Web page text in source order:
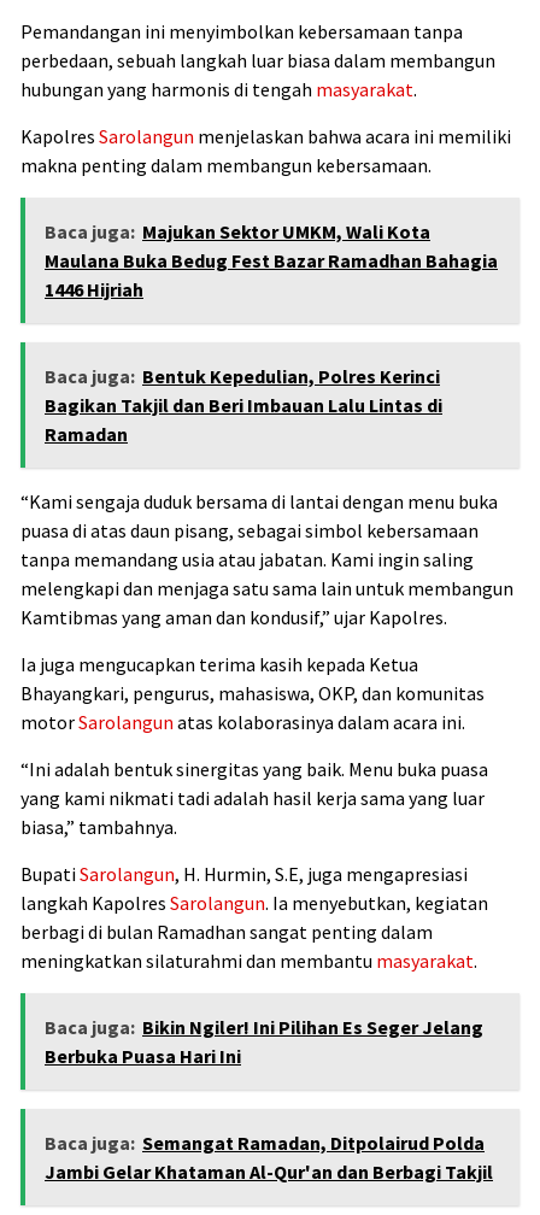
Pemandangan ini menyimbolkan kebersamaan tanpa
perbedaan, sebuah langkah luar biasa dalam membangun
hubungan yang harmonis di tengah masyarakat.
Kapolres Sarolangun menjelaskan bahwa acara ini memiliki
makna penting dalam membangun kebersamaan.
Baca juga: Majukan Sektor UMKM, Wali Kota
Maulana Buka Bedug Fest Bazar Ramadhan Bahagia
1446 Hijriah
Baca juga: Bentuk Kepedulian, Polres Kerinci
Bagikan Takjil dan Beri Imbauan Lalu Lintas di
Ramadan
“Kami sengaja duduk bersama di lantai dengan menu buka
puasa di atas daun pisang, sebagai simbol kebersamaan
tanpa memandang usia atau jabatan. Kami ingin saling
melengkapi dan menjaga satu sama lain untuk membangun
Kamtibmas yang aman dan kondusif,” ujar Kapolres.
Ia juga mengucapkan terima kasih kepada Ketua
Bhayangkari, pengurus, mahasiswa, OKP, dan komunitas
motorSarolangun atas kolaborasinya dalam acara ini.
“Ini adalah bentuk sinergitas yang baik. Menu buka puasa
yang kami nikmati tadi adalah hasil kerja sama yang luar
biasa,” tambahnya.
BupatiSarolangun, H. Hurmin, S.E, juga mengapresiasi
langkah Kapolres Sarolangun. Ia menyebutkan, kegiatan
berbagi di bulan Ramadhan sangat penting dalam
meningkatkan silaturahmi dan membantu masyarakat.
Baca juga: Bikin Ngiler! Ini Pilihan Es Seger Jelang
Berbuka Puasa Hari Ini
Baca juga: Semangat Ramadan, Ditpolairud Polda
Jambi Gelar Khataman Al-Qur'an dan Berbagi Takjil